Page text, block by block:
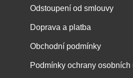
Odstoupení od smlouvy
Doprava a platba
Obchodní podmínky
Podmínky ochrany osobních